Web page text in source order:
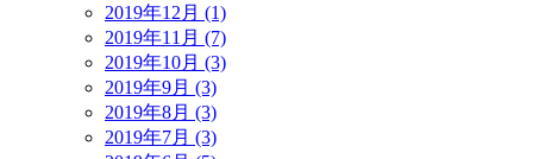
2019年12月 (1)
2019年11月 (7)
2019年10月 (3)
2019年9月 (3)
2019年8月 (3)
2019年7月 (3)